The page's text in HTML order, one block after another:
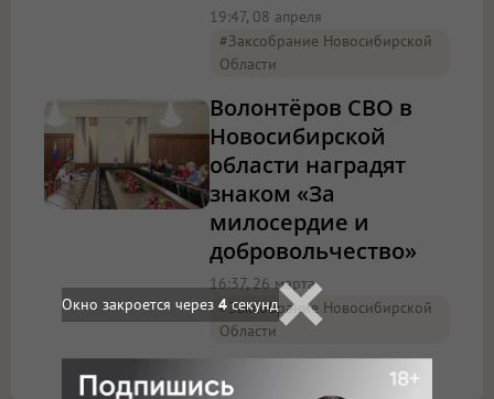
19:47, 08 апреля
#Заксобрание Новосибирской
Области
Волонтёров СВО в
Новосибирской
области наградят
знаком «За
милосердие и
добровольчество»
16:37, 26 марта
#Заксобрание Новосибирской
Области
Окно закроется через 3секунд